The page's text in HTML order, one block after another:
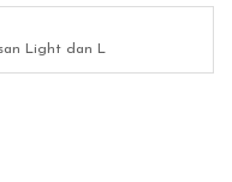
Light dan L